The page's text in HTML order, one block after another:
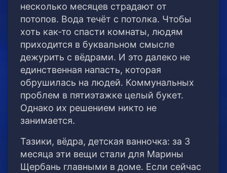
несколько месяцев страдают от
потопов. Вода течёт с потолка. Чтобы
хоть как-то спасти комнаты, людям
приходится в буквальном смысле
дежурить с вёдрами. И это далеко не
единственная напасть, которая
обрушилась на людей. Коммунальных
проблем в пятиэтажке целый букет.
Однако их решением никто не
занимается.
Тазики, вёдра, детская ванночка: за 3
месяца эти вещи стали для Марины
Щербань главными в доме. Если сейчас